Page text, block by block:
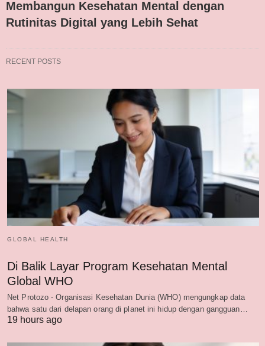
Membangun Kesehatan Mental dengan
Rutinitas Digital yang Lebih Sehat
RECENT POSTS
GLOBAL HEALTH
Di Balik Layar Program Kesehatan Mental
Global WHO
Net Protozo - Organisasi Kesehatan Dunia (WHO) mengungkap data
bahwa satu dari delapan orang di planet ini hidup dengan gangguan…
19 hours ago